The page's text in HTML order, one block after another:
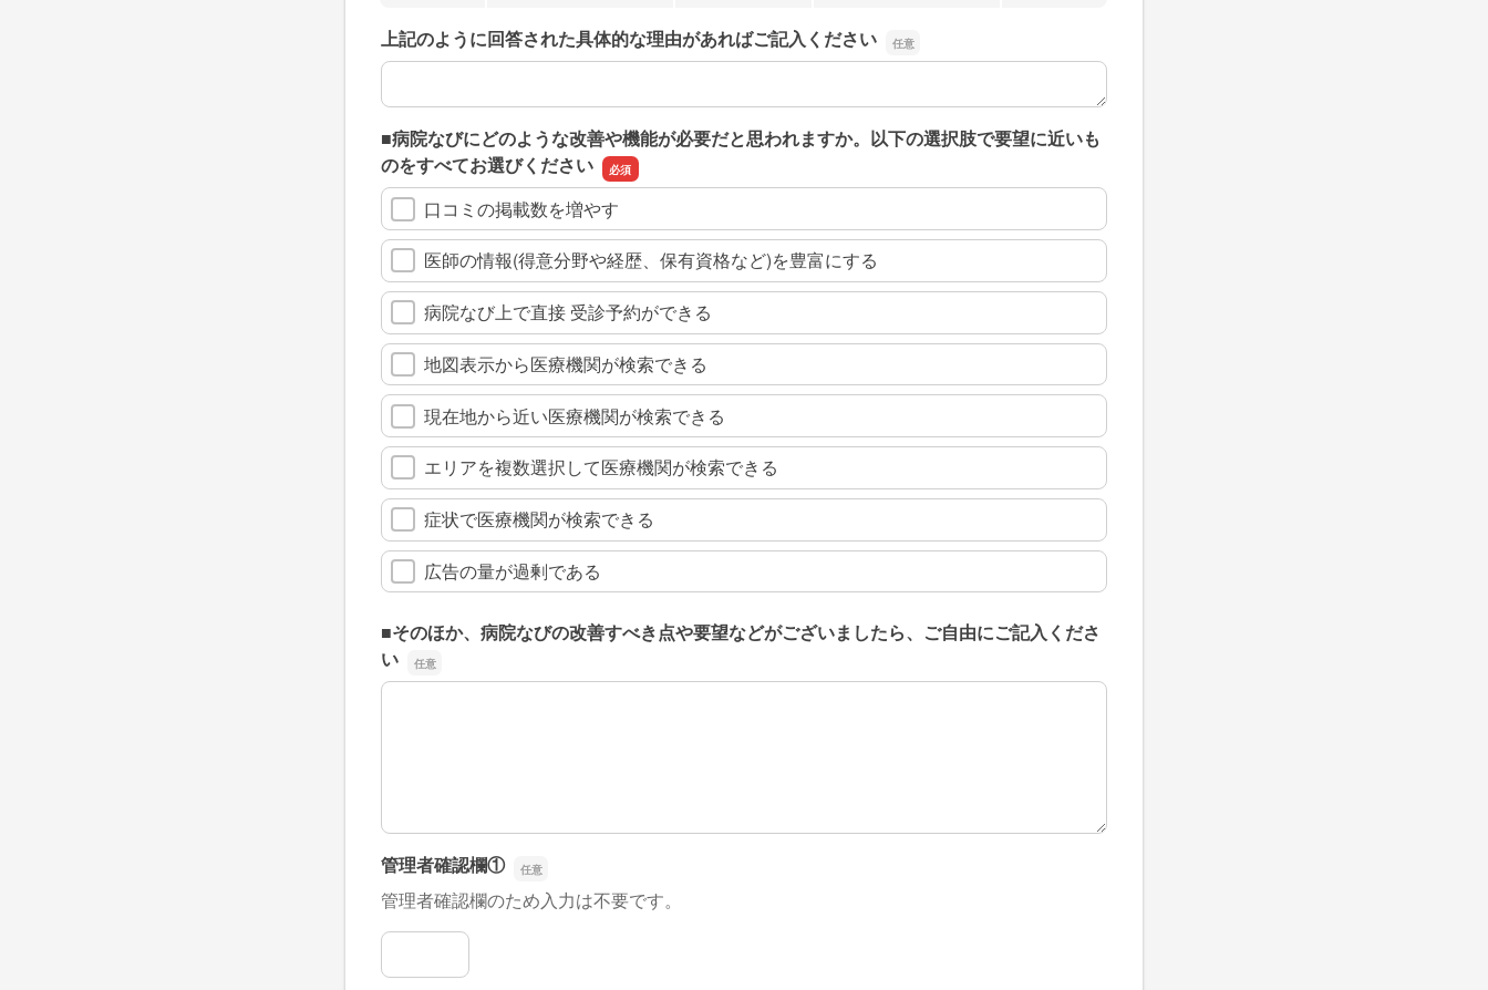
上記のように回答された具体的な理由があればご記入ください
上記のように回答された具体的な理由があればご記入ください
■病院なびにどのような改善や機能が必要だと思われますか。以下の選択肢で要望に近いも
のをすべてお選びください
口コミの掲載数を増やす
医師の情報(得意分野や経歴、保有資格など)を豊富にする
病院なび上で直接 受診予約ができる
地図表示から医療機関が検索できる
現在地から近い医療機関が検索できる
エリアを複数選択して医療機関が検索できる
症状で医療機関が検索できる
広告の量が過剰である
■そのほか、病院なびの改善すべき点や要望などがございましたら、ご自由にご記入くださ
い
■そのほか、病院なびの改善すべき点や要望などがございましたら、ご自由にご記入ください
管理者確認欄①
管理者確認欄のため入力は不要です。
管理者確認欄①